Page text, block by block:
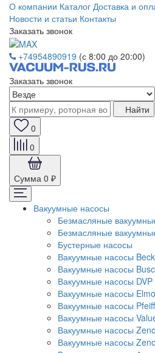
О компании Каталог Доставка и
Новости и статьи Контакты
Заказать звонок
+74954890919 (с 8:00 до 20:00)
Заказать звонок
Найти
0
0
Сумма 0 ₽
Вакуумные насосы
Безмасляные
Безмасляные
Бустерные насосы
Вакуумные насосы
Вакуумные насосы
Вакуумные насосы DVP
Вакуумные насосы Elmo
Вакуумные насосы
Вакуумные насосы
Вакуумные насосы
Вакуумные насосы